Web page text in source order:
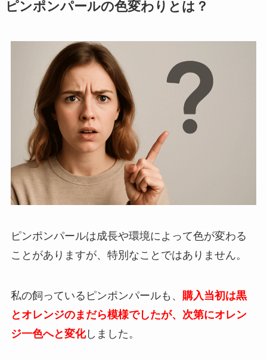
ピンポンパールの色変わりとは？
ピンポンパールは成長や環境によって色が変わる
ことがありますが、特別なことではありません。
私の飼っているピンポンパールも、 購入当初は黒
とオレンジのまだら模様でしたが、次第にオレン
ジ一色へと変化しました。